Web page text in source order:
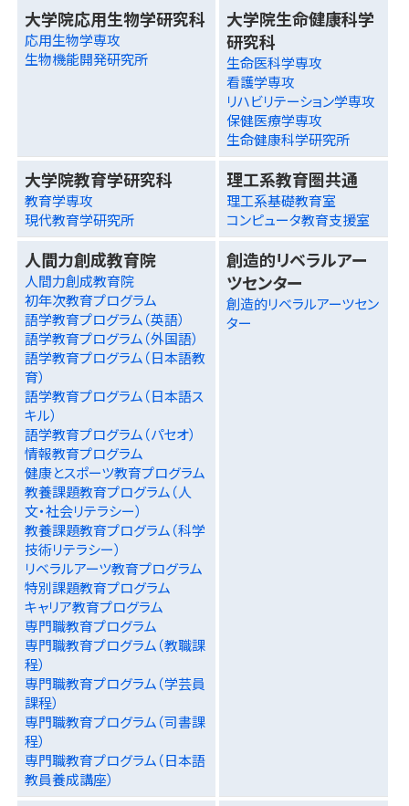
大学院応用生物学研究科
応用生物学専攻
生物機能開発研究所
大学院生命健康科学
研究科
生命医科学専攻
看護学専攻
リハビリテーション学専攻
保健医療学専攻
生命健康科学研究所
大学院教育学研究科
教育学専攻
現代教育学研究所
理工系教育圏共通
理工系基礎教育室
コンピュータ教育支援室
人間力創成教育院
人間力創成教育院
初年次教育プログラム
語学教育プログラム（英語）
語学教育プログラム（外国語）
語学教育プログラム（日本語教
育）
語学教育プログラム（日本語ス
キル）
語学教育プログラム（パセオ）
情報教育プログラム
健康とスポーツ教育プログラム
教養課題教育プログラム（人
文・社会リテラシー）
教養課題教育プログラム（科学
技術リテラシー）
リベラルアーツ教育プログラム
特別課題教育プログラム
キャリア教育プログラム
専門職教育プログラム
専門職教育プログラム（教職課
程）
専門職教育プログラム（学芸員
課程）
専門職教育プログラム（司書課
程）
専門職教育プログラム（日本語
教員養成講座）
創造的リベラルアー
ツセンター
創造的リベラルアーツセン
ター